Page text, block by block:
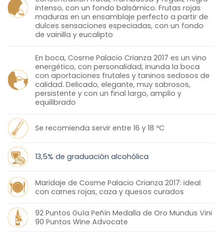
intenso, con un fondo balsámico. Frutas rojas
maduras en un ensamblaje perfecto a partir de
dulces sensaciones especiadas, con un fondo
de vainilla y eucalipto
En boca, Cosme Palacio Crianza 2017 es un vino
energético, con personalidad, inunda la boca
con aportaciones frutales y taninos sedosos de
calidad. Delicado, elegante, muy sabrosos,
persistente y con un final largo, amplio y
equilibrado
Se recomienda servir entre 16 y 18 ºC
13,5% de graduación alcohólica
Maridaje de Cosme Palacio Crianza 2017: ideal
con carnes rojas, caza y quesos curados
92 Puntos Guía Peñín Medalla de Oro Mundus Vini
90 Puntos Wine Advocate